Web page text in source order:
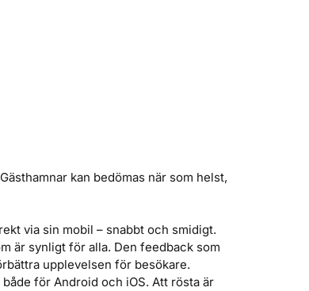
kan bedömas när som helst,
via sin mobil – snabbt och smidigt.
är synligt för alla. Den feedback som
upplevelsen för besökare.
för Android och iOS. Att rösta är